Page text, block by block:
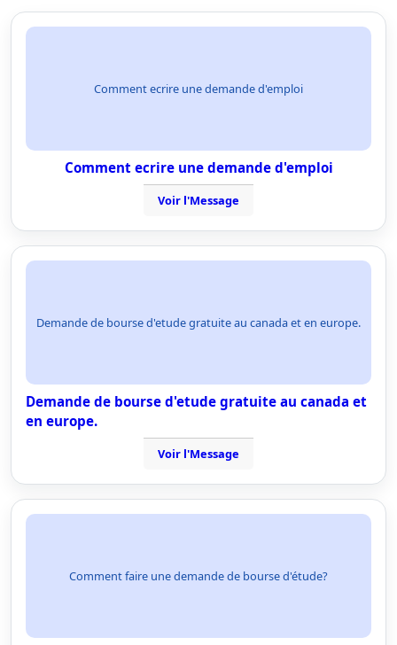
Comment ecrire une demande d'emploi
Comment ecrire une demande d'emploi
Voir l'Message
Demande de bourse d'etude gratuite au canada et en europe.
Demande de bourse d'etude gratuite au canada et
en europe.
Voir l'Message
Comment faire une demande de bourse d'étude?